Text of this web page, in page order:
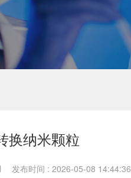
功能性化学
分析化学
其他产品
换纳米颗粒
发布时间 : 2026-05-08 14:44:36